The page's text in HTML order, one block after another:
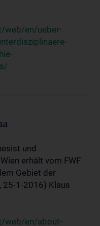
web/en/ueber-
und
erhält vom FWF
Gebiet der
25-1-2016) Klaus
web/en/about-